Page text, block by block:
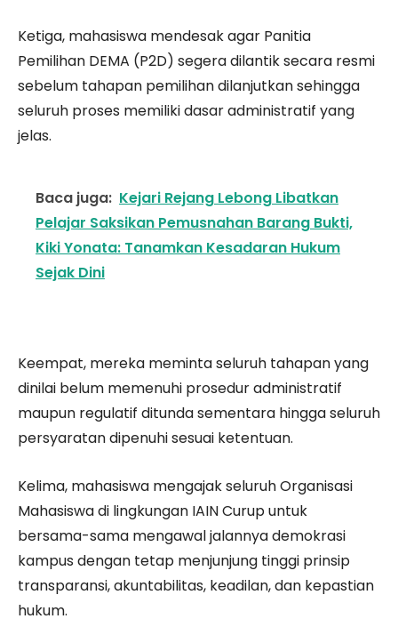
Ketiga, mahasiswa mendesak agar Panitia
Pemilihan DEMA (P2D) segera dilantik secara resmi
sebelum tahapan pemilihan dilanjutkan sehingga
seluruh proses memiliki dasar administratif yang
jelas.
Baca juga: Kejari Rejang Lebong Libatkan
Pelajar Saksikan Pemusnahan Barang Bukti,
Kiki Yonata: Tanamkan Kesadaran Hukum
Sejak Dini
Keempat, mereka meminta seluruh tahapan yang
dinilai belum memenuhi prosedur administratif
maupun regulatif ditunda sementara hingga seluruh
persyaratan dipenuhi sesuai ketentuan.
Kelima, mahasiswa mengajak seluruh Organisasi
Mahasiswa di lingkungan IAIN Curup untuk
bersama-sama mengawal jalannya demokrasi
kampus dengan tetap menjunjung tinggi prinsip
transparansi, akuntabilitas, keadilan, dan kepastian
hukum.